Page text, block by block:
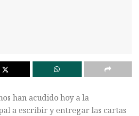
han acudido hoy a la
a escribir y entregar las cartas